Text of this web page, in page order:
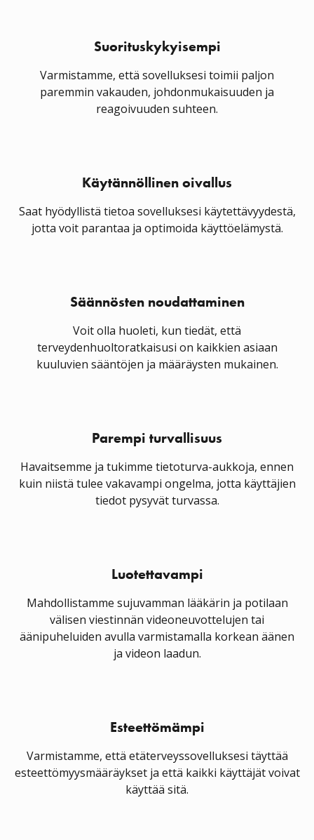
Suorituskykyisempi
Varmistamme, että sovelluksesi toimii paljon
paremmin vakauden, johdonmukaisuuden ja
reagoivuuden suhteen.
Käytännöllinen oivallus
Saat hyödyllistä tietoa sovelluksesi käytettävyydestä,
jotta voit parantaa ja optimoida käyttöelämystä.
Säännösten noudattaminen
Voit olla huoleti, kun tiedät, että
terveydenhuoltoratkaisusi on kaikkien asiaan
kuuluvien sääntöjen ja määräysten mukainen.
Parempi turvallisuus
Havaitsemme ja tukimme tietoturva-aukkoja, ennen
kuin niistä tulee vakavampi ongelma, jotta käyttäjien
tiedot pysyvät turvassa.
Luotettavampi
Mahdollistamme sujuvamman lääkärin ja potilaan
välisen viestinnän videoneuvottelujen tai
äänipuheluiden avulla varmistamalla korkean äänen
ja videon laadun.
Esteettömämpi
Varmistamme, että etäterveyssovelluksesi täyttää
esteettömyysmääräykset ja että kaikki käyttäjät voivat
käyttää sitä.